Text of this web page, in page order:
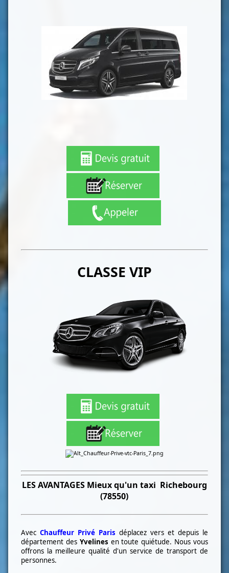
CLASSE VIP
LESAVANTAGES Mieux qu'un taxi Richebourg
(78550)
Avec Chauffeur Privé Paris déplacez vers et depuis le
département des Yvelines en toute quiétude. Nous vous
offrons la meilleure qualité d'un service de transport de
personnes.